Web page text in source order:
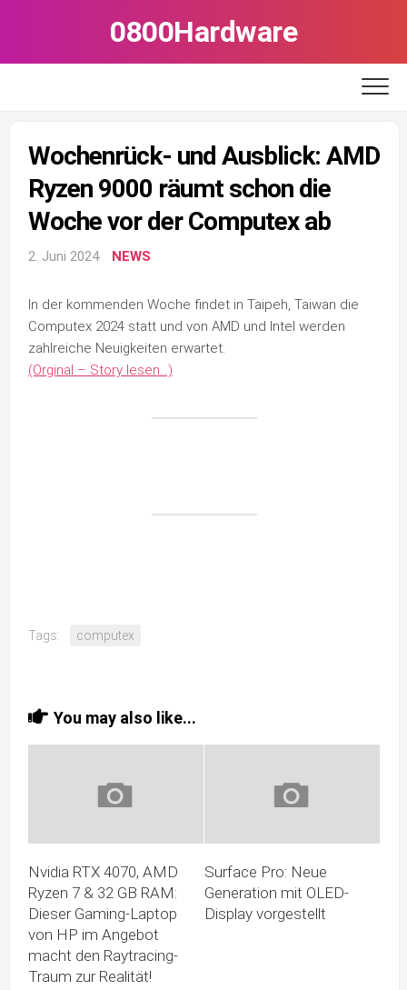
0800Hardware
Wochenrück- und Ausblick: AMD
Ryzen 9000 räumt schon die
Woche vor der Computex ab
2. Juni 2024 NEWS
In der kommenden Woche findet in Taipeh, Taiwan die
Computex 2024 statt und von AMD und Intel werden
zahlreiche Neuigkeiten erwartet.
(Orginal – Story lesen…)
Tags: computex
You may also like...
Nvidia RTX 4070, AMD
Ryzen 7 & 32 GB RAM:
Dieser Gaming-Laptop
von HP im Angebot
macht den Raytracing-
Traum zur Realität!
Surface Pro: Neue
Generation mit OLED-
Display vorgestellt